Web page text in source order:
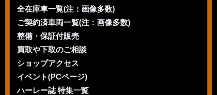
全在庫車一覧(注：画像多数)
ご契約済車両一覧(注：画像多数)
整備・保証付販売
買取や下取のご相談
ショップアクセス
イベント(PCページ)
ハーレー誌 特集一覧